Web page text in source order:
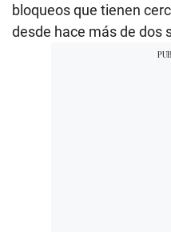
bloqueos que tienen
desde hace más de dos